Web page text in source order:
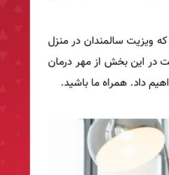
ویزیت سالمندان در منزل
در این بخش از مهر درمان
داد. همراه ما باشید.